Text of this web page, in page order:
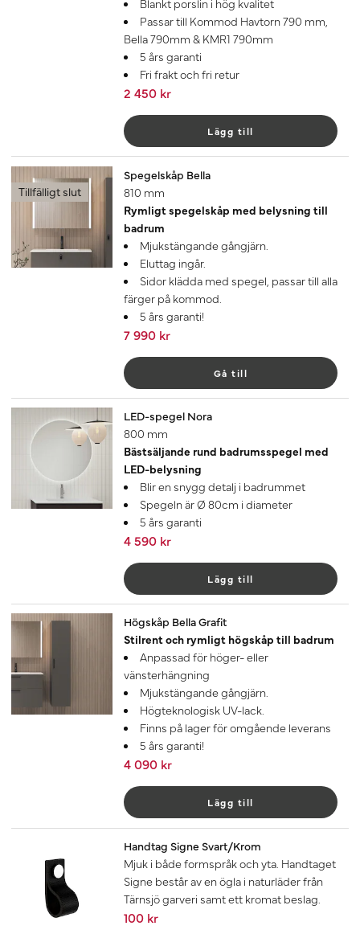
Blankt porslin i hög kvalitet
Passar till Kommod Havtorn 790 mm,
Bella 790mm & KMR1 790mm
5 års garanti
Fri frakt och fri retur
2 450 kr
Lägg till
Tillfälligt slut
Spegelskåp Bella
810 mm
Rymligt spegelskåp med belysning till
badrum
Mjukstängande gångjärn.
Eluttag ingår.
Sidor klädda med spegel, passar till alla
färger på kommod.
5 års garanti!
7 990 kr
Gå till
LED-spegel Nora
800 mm
Bästsäljande rund badrumsspegel med
LED-belysning
Blir en snygg detalj i badrummet
Spegeln är Ø 80cm i diameter
5 års garanti
4 590 kr
Lägg till
Högskåp Bella Grafit
Stilrent och rymligt högskåp till badrum
Anpassad för höger- eller
vänsterhängning
Mjukstängande gångjärn.
Högteknologisk UV-lack.
Finns på lager för omgående leverans
5 års garanti!
4 090 kr
Lägg till
Handtag Signe Svart/Krom
Mjuk i både formspråk och yta. Handtaget
Signe består av en ögla i naturläder från
Tärnsjö garveri samt ett kromat beslag.
100 kr